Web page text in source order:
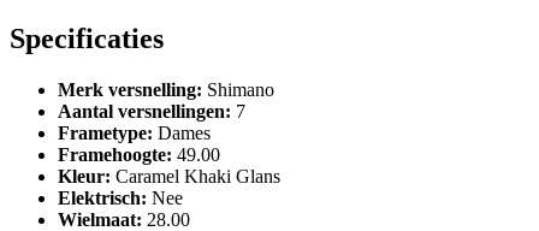
Specificaties
Merk versnelling: Shimano
Aantal versnellingen: 7
Frametype: Dames
Framehoogte: 49.00
Kleur: Caramel Khaki Glans
Elektrisch: Nee
Wielmaat: 28.00